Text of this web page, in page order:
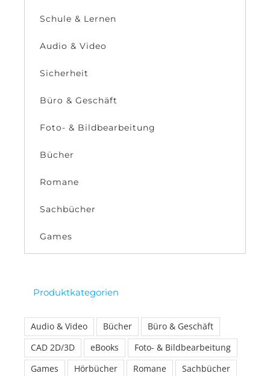
Schule & Lernen
Audio & Video
Sicherheit
Büro & Geschäft
Foto- & Bildbearbeitung
Bücher
Romane
Sachbücher
Games
Produktkategorien
Audio & Video Bücher
Büro & Geschäft
CAD 2D/3D
eBooks
Foto- & Bildbearbeitung
Games
Hörbücher Romane
Sachbücher